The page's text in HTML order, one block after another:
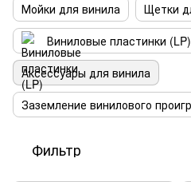
Мойки для винила
Щетки
Виниловые пластинки (LP)
Аксессуары для винила
Заземление винилового
Фильтр